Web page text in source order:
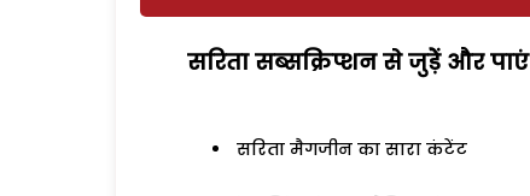
सरिता सब्सक्रिप्शन से जुड़ेें और पाएं
सरिता मैगजीन का सारा कंटेंट